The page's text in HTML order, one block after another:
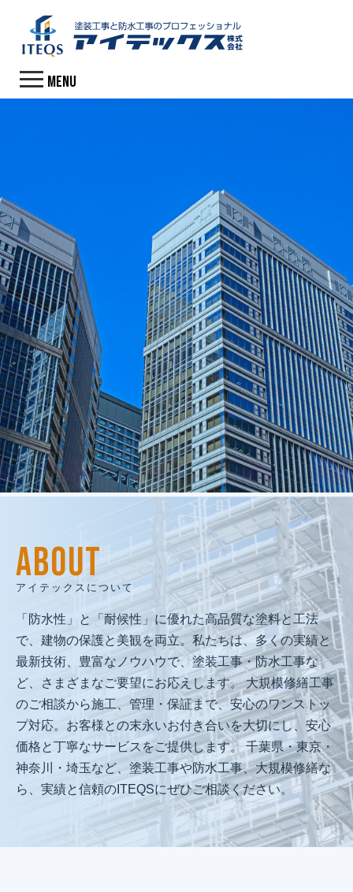
建物再生で
技術と品質で人と地域の未来を守る
「建物再生のプロフェッショナル」として、
社会に必要とされ続ける企業を目指します。
ABOUT
アイテックスについて
「防水性」と「耐候性」に優れた高品質な塗料と工法
で、建物の保護と美観を両立。私たちは、多くの実績と
最新技術、豊富なノウハウで、塗装工事・防水工事な
ど、さまざまなご要望にお応えします。 大規模修繕工事
のご相談から施工、管理・保証まで、安心のワンストッ
プ対応。お客様との末永いお付き合いを大切にし、安心
価格と丁寧なサービスをご提供します。 千葉県・東京・
神奈川・埼玉など、塗装工事や防水工事、大規模修繕な
ら、実績と信頼のITEQSにぜひご相談ください。